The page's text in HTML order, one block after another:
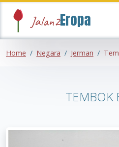
Jalan2Eropa
Home Negara Jerman
TEMBOK